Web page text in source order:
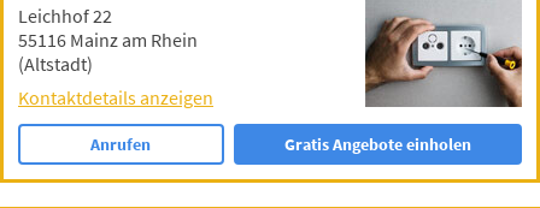
Leichhof 22
55116 Mainz am Rhein
(Altstadt)
Kontaktdetails anzeigen
Anrufen Gratis Angebote einholen